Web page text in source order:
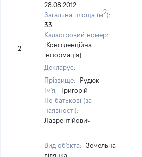
2
28.08.2012
Загальна площа (м2):
33
Кадастровий номер:
[Конфіденційна
інформація]
Декларує:
Прізвище:
Рудюк
Ім'я:
Григорій
По батькові (за
наявності):
Лаврентійович
Вид об'єкта:
Земельна
ділянка